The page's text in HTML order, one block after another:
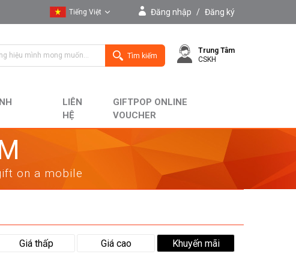
Tiếng Việt
English
Đăng nhập / Đăng ký
Tìm kiếm
Trung Tâm
CSKH
LIÊN
HỆ
GIFTPOP ONLINE
VOUCHER
on a mobile
Giá thấp Giá cao Khuyến mãi